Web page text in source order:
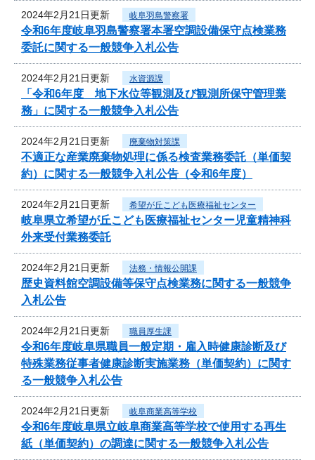
2024年2月21日更新 岐阜羽島警察署
令和6年度岐阜羽島警察署本署空調設備保守点検業務
委託に関する一般競争入札公告
2024年2月21日更新 水資源課
「令和6年度 地下水位等観測及び観測所保守管理業
務」に関する一般競争入札公告
2024年2月21日更新 廃棄物対策課
不適正な産業廃棄物処理に係る検査業務委託（単価契
約）に関する一般競争入札公告（令和6年度）
2024年2月21日更新 希望が丘こども医療福祉センター
岐阜県立希望が丘こども医療福祉センター児童精神科
外来受付業務委託
2024年2月21日更新 法務・情報公開課
歴史資料館空調設備等保守点検業務に関する一般競争
入札公告
2024年2月21日更新 職員厚生課
令和6年度岐阜県職員一般定期・雇入時健康診断及び
特殊業務従事者健康診断実施業務（単価契約）に関す
る一般競争入札公告
2024年2月21日更新 岐阜商業高等学校
令和6年度岐阜県立岐阜商業高等学校で使用する再生
紙（単価契約）の調達に関する一般競争入札公告